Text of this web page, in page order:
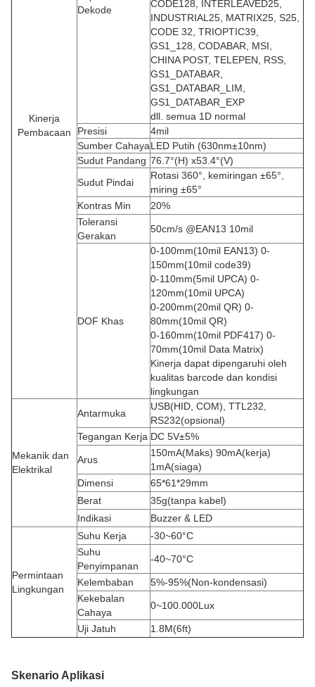
Kinerja
Pembacaan
Dekode
CODE128, INTERLEAVED25,
INDUSTRIAL25, MATRIX25, S25,
CODE 32, TRIOPTIC39,
GS1_128, CODABAR, MSI,
CHINA POST, TELEPEN, RSS,
GS1_DATABAR,
GS1_DATABAR_LIM,
GS1_DATABAR_EXP
dll. semua 1D normal
Presisi
4mil
Sumber CahayaLED Putih (630nm±10nm)
Sudut Pandang 76.7°(H) x53.4°(V)
Sudut Pindai
Rotasi 360°, kemiringan ±65°,
miring ±65°
Kontras Min
20%
Toleransi
Gerakan
50cm/s @EAN13 10mil
DOF Khas
0-100mm(10mil EAN13) 0-
150mm(10mil code39)
0-110mm(5mil UPCA) 0-
120mm(10mil UPCA)
0-200mm(20mil QR) 0-
80mm(10mil QR)
0-160mm(10mil PDF417) 0-
70mm(10mil Data Matrix)
Kinerja dapat dipengaruhi oleh
kualitas barcode dan kondisi
lingkungan
Mekanik dan
Elektrikal
Antarmuka
USB(HID, COM), TTL232,
RS232(opsional)
Tegangan Kerja DC 5V±5%
Arus
150mA(Maks) 90mA(kerja)
1mA(siaga)
Dimensi
65*61*29mm
Berat
35g(tanpa kabel)
Indikasi
Buzzer & LED
Permintaan
Lingkungan
Suhu Kerja
-30~60°C
Suhu
Penyimpanan
-40~70°C
Kelembaban
5%-95%(Non-kondensasi)
Kekebalan
Cahaya
0~100.000Lux
Uji Jatuh 1.8M(6ft)
Skenario Aplikasi